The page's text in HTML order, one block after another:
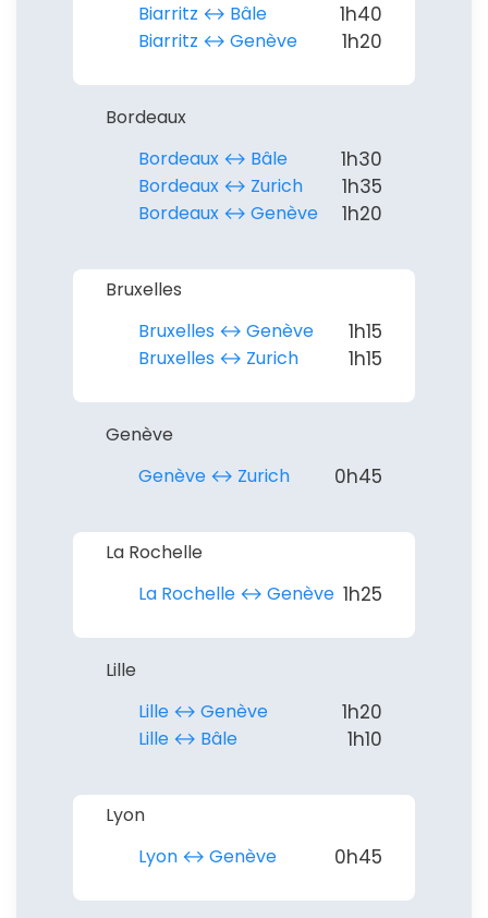
Biarritz ↔︎ Bâle 1h40
Biarritz ↔︎ Genève 1h20
Bordeaux
Bordeaux ↔︎ Bâle
1h30
Bordeaux ↔︎ Zurich 1h35
Bordeaux ↔︎ Genève 1h20
Bruxelles
Bruxelles ↔︎ Genève
1h15
Bruxelles ↔︎ Zurich 1h15
Genève
Genève ↔︎ Zurich
0h45
La Rochelle
La Rochelle ↔︎ Genève 1h25
Lille
Lille ↔︎ Genève
1h20
Lille ↔︎ Bâle 1h10
Lyon
Lyon ↔︎ Genève
0h45
Continuer avec Apple
confidentialité.